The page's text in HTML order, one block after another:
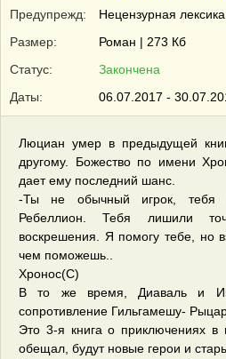
Предупрежд:
Нецензурная
Размер:
Роман | 273 Кб
Статус:
Закончена
Даты:
06.07.2017 -
Люциан умер в предыдущей
другому. Божество по имени
дает ему последний шанс.
-Ты не обычный игрок, тебя
Ребеллион. Тебя лишили
воскрешения. Я помогу тебе, но
чем поможешь..
Хронос(C)
В то же время, Диаваль и
сопротивление Гильгамешу-
Это 3-я книга о приключениях
обещал, будут новые герои и